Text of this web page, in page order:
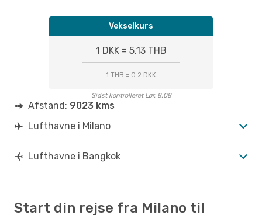
Vekselkurs
1 DKK = 5.13 THB
1 THB = 0.2 DKK
Sidst kontrolleret Lør. 8.08
Afstand: 9023 kms
Lufthavne i Milano
Lufthavne i Bangkok
Start din rejse fra Milano til